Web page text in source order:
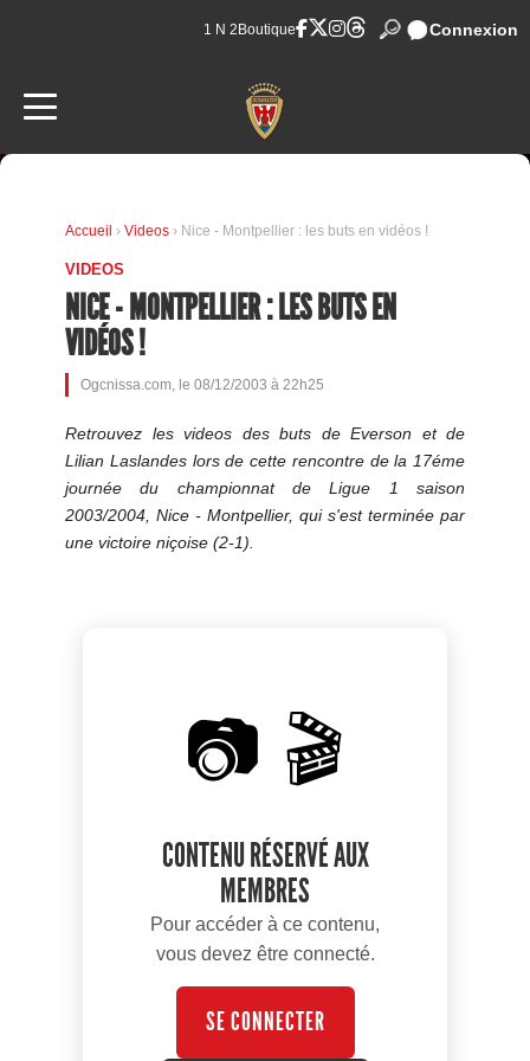
1 N 2 Boutique Connexion
Accueil › Videos › Nice - Montpellier : les buts en vidéos !
VIDEOS
NICE - MONTPELLIER : LES BUTS EN
VIDÉOS !
Ogcnissa.com, le 08/12/2003 à 22h25
Retrouvez les videos des buts de Everson et de
Lilian Laslandes lors de cette rencontre de la 17éme
journée du championnat de Ligue 1 saison
2003/2004, Nice - Montpellier, qui s'est terminée par
une victoire niçoise (2-1).
📷 🎬
CONTENU RÉSERVÉ AUX
MEMBRES
Pour accéder à ce contenu,
vous devez être connecté.
SE CONNECTER